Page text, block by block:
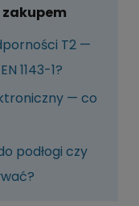
T2 —
1143-1?
— co
podłogi czy